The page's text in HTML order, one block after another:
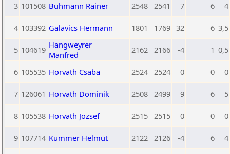
3 101508 Buhmann Rainer 2548 2541 7 6 4
4 103392 Galavics Hermann 1801 1769 32 6 3,5
5 104619 Hangweyrer
Manfred
2162 2166 -4 1 0,5
6 105535 Horvath Csaba 2524 2524 0 0 0
7 126061 Horvath Dominik 2508 2499 9 6 5
8 105538 Horvath Jozsef 2515 2515 0 0 0
9 107714 Kummer Helmut 2122 2126 -4 6 4